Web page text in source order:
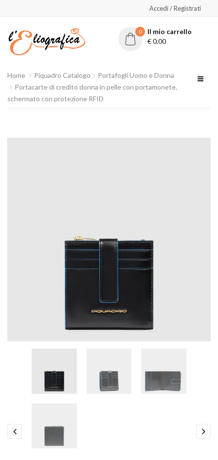
Accedi / Registrati
0
Il mio carrello
€0,00
Home Piquadro Catalogo
Portafogli Uomo e Donna
Portacarte di credito donna in pelle con portamonete,
schermato con protezione RFID